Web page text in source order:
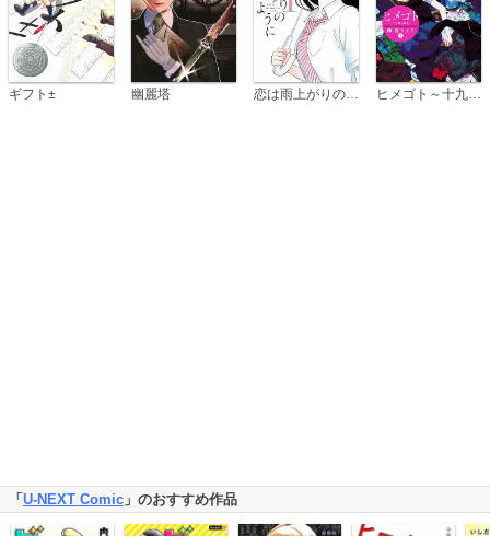
ギフト± 幽麗塔 恋は雨上がりのように ヒメゴト～十九歳の制服～
「 U-NEXT Comic 」のおすすめ作品